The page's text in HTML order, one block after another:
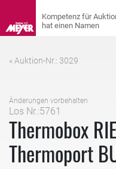
« Auktion-Nr.: 3029
Änderungen vorbehalten
Los Nr.:5761
Thermobox
Thermoport